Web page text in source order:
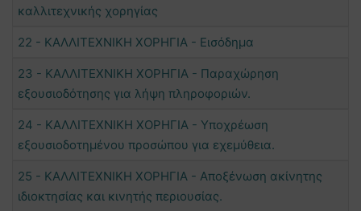
καλλιτεχνικής χορηγίας
22 - ΚΑΛΛΙΤΕΧΝΙΚΗ ΧΟΡΗΓΙΑ - Εισόδημα
23 - ΚΑΛΛΙΤΕΧΝΙΚΗ ΧΟΡΗΓΙΑ - Παραχώρηση
εξουσιοδότησης για λήψη πληροφοριών.
24 - ΚΑΛΛΙΤΕΧΝΙΚΗ ΧΟΡΗΓΙΑ - Υποχρέωση
εξουσιοδοτημένου προσώπου για εχεμύθεια.
25 - ΚΑΛΛΙΤΕΧΝΙΚΗ ΧΟΡΗΓΙΑ - Αποξένωση ακίνητης
ιδιοκτησίας και κινητής περιουσίας.